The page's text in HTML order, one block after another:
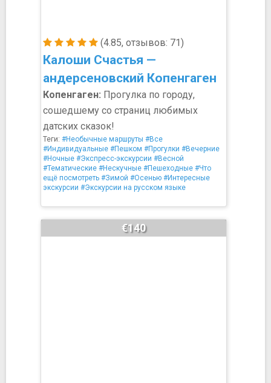
(4.85, отзывов: 71)
Калоши Счастья —
андерсеновский Копенгаген
Копенгаген: Прогулка по городу,
сошедшему со страниц любимых
датских сказок!
Теги: #Необычные маршруты #Все
#Индивидуальные #Пешком #Прогулки #Вечерние
#Ночные #Экспресс-экскурсии #Весной
#Тематические #Нескучные #Пешеходные #Что
ещё посмотреть #Зимой #Осенью #Интересные
экскурсии #Экскурсии на русском языке
€140